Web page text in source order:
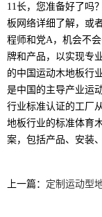
11长，您准备好了吗
板网络详细了解，或
程师和党A，机会不
牌和产品，以实现专
的中国运动木地板行
是中国的主导产业运
行业标准认证的工厂
地板行业的标准体育
案，包括产品、安装
上一篇： 定制运动型